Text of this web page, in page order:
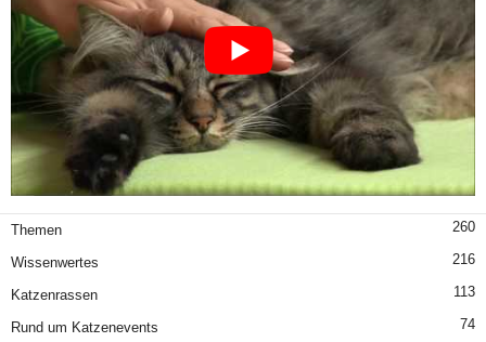
Themen 260
Wissenwertes 216
Katzenrassen 113
Rund um Katzenevents 74